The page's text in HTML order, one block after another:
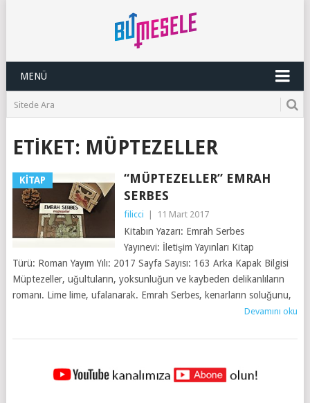
MENÜ
ETIKET: MÜPTEZELLER
KITAP
“MÜPTEZELLER” EMRAH
SERBES
filicci 11 Mart 2017
Kitabın Yazarı: Emrah Serbes
Yayınevi: İletişim Yayınları Kitap
Türü: Roman Yayım Yılı: 2017 Sayfa Sayısı: 163 Arka Kapak Bilgisi
Müptezeller, uğultuların, yoksunluğun ve kaybeden delikanlıların
romanı. Lime lime, ufalanarak. Emrah Serbes, kenarların soluğunu,
Devamını oku
YAZILAR